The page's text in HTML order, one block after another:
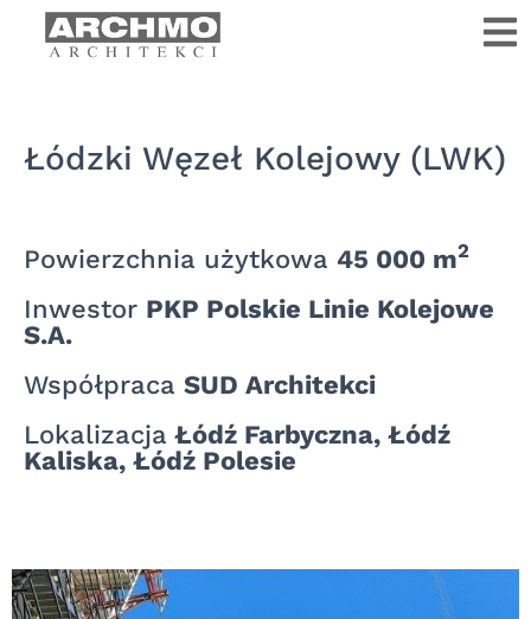
Łódzki Węzeł Kolejowy (LWK)
Powierzchnia użytkowa 45 000 m2
Inwestor PKP Polskie Linie Kolejowe
S.A.
Współpraca SUD Architekci
Lokalizacja Łódź Farbyczna, Łódź
Kaliska, Łódź Polesie